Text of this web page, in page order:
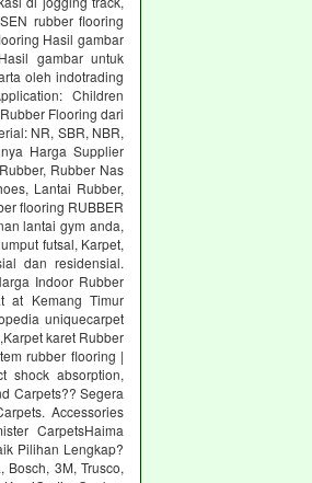
rubber flooring
Hasil gambar
gambar untuk
oleh indotrading
Children
Flooring dari
NR, SBR, NBR,
Harga Supplier
Rubber Nas
Lantai Rubber,
flooring RUBBER
lantai gym anda,
futsal, Karpet,
dan residensial.
Indoor Rubber
at Kemang Timur
uniquecarpet
karet Rubber
rubber flooring |
shock absorption,
Carpets?? Segera
Accessories
CarpetsHaima
Pilihan Lengkap?
3M, Trusco,